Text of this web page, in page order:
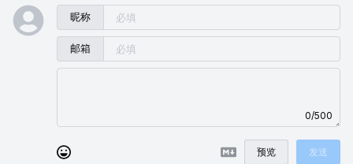
昵称
邮箱
0/500
预览 发送